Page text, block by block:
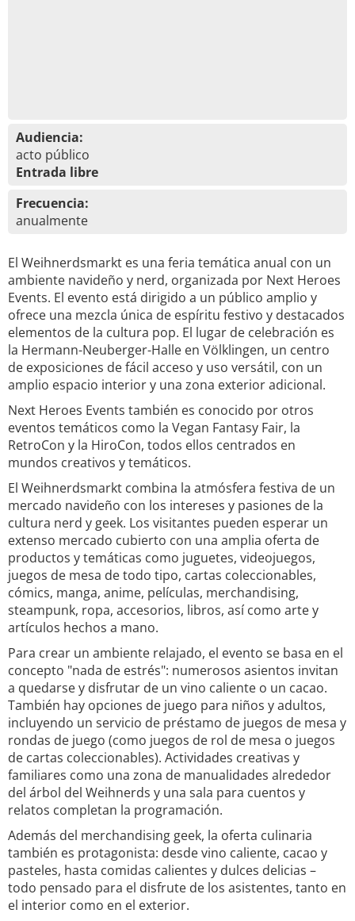
Audiencia:
acto público
Entrada libre
Frecuencia:
anualmente
El Weihnerdsmarkt es una feria temática anual con un
ambiente navideño y nerd, organizada por Next Heroes
Events. El evento está dirigido a un público amplio y
ofrece una mezcla única de espíritu festivo y destacados
elementos de la cultura pop. El lugar de celebración es
la Hermann-Neuberger-Halle en Völklingen, un centro
de exposiciones de fácil acceso y uso versátil, con un
amplio espacio interior y una zona exterior adicional.
Next Heroes Events también es conocido por otros
eventos temáticos como la Vegan Fantasy Fair, la
RetroCon y la HiroCon, todos ellos centrados en
mundos creativos y temáticos.
El Weihnerdsmarkt combina la atmósfera festiva de un
mercado navideño con los intereses y pasiones de la
cultura nerd y geek. Los visitantes pueden esperar un
extenso mercado cubierto con una amplia oferta de
productos y temáticas como juguetes, videojuegos,
juegos de mesa de todo tipo, cartas coleccionables,
cómics, manga, anime, películas, merchandising,
steampunk, ropa, accesorios, libros, así como arte y
artículos hechos a mano.
Para crear un ambiente relajado, el evento se basa en el
concepto "nada de estrés": numerosos asientos invitan
a quedarse y disfrutar de un vino caliente o un cacao.
También hay opciones de juego para niños y adultos,
incluyendo un servicio de préstamo de juegos de mesa y
rondas de juego (como juegos de rol de mesa o juegos
de cartas coleccionables). Actividades creativas y
familiares como una zona de manualidades alrededor
del árbol del Weihnerds y una sala para cuentos y
relatos completan la programación.
Además del merchandising geek, la oferta culinaria
también es protagonista: desde vino caliente, cacao y
pasteles, hasta comidas calientes y dulces delicias –
todo pensado para el disfrute de los asistentes, tanto en
el interior como en el exterior.